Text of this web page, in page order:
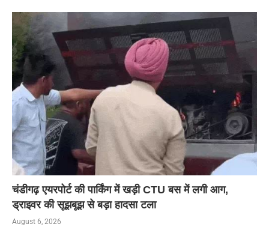
चंडीगढ़ एयरपोर्ट की पार्किंग में खड़ी CTU बस में लगी आग,
ड्राइवर की सूझबूझ से बड़ा हादसा टला
August 6, 2026